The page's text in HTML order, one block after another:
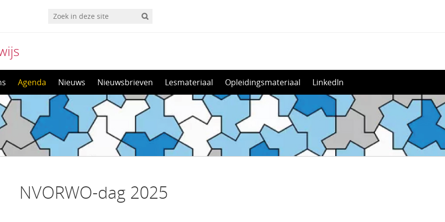
Agenda Nieuws Nieuwsbrieven Lesmateriaal Opleidingsmateriaal LinkedIn
NVORWO-dag 2025